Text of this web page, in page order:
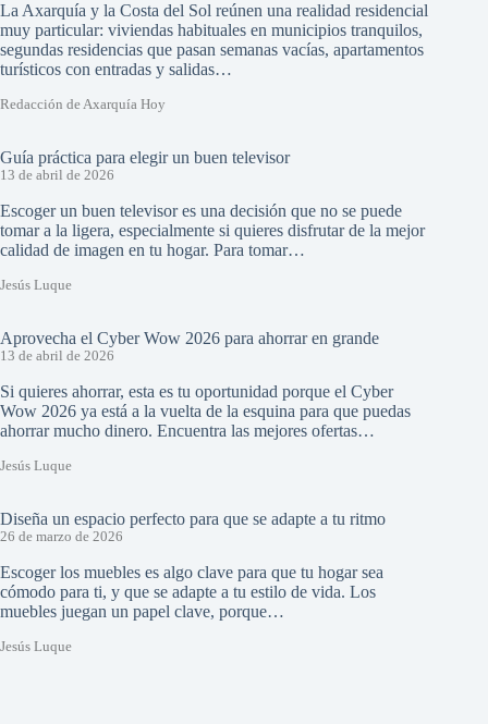
La Axarquía y la Costa del Sol reúnen una realidad residencial
muy particular: viviendas habituales en municipios tranquilos,
segundas residencias que pasan semanas vacías, apartamentos
turísticos con entradas y salidas…
Redacción de Axarquía Hoy
Guía práctica para elegir un buen televisor
13 de abril de 2026
Escoger un buen televisor es una decisión que no se puede
tomar a la ligera, especialmente si quieres disfrutar de la mejor
calidad de imagen en tu hogar. Para tomar…
Jesús Luque
Aprovecha el Cyber Wow 2026 para ahorrar en grande
13 de abril de 2026
Si quieres ahorrar, esta es tu oportunidad porque el Cyber
Wow 2026 ya está a la vuelta de la esquina para que puedas
ahorrar mucho dinero. Encuentra las mejores ofertas…
Jesús Luque
Diseña un espacio perfecto para que se adapte a tu ritmo
26 de marzo de 2026
Escoger los muebles es algo clave para que tu hogar sea
cómodo para ti, y que se adapte a tu estilo de vida. Los
muebles juegan un papel clave, porque…
Jesús Luque